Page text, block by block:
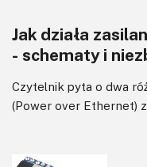
Jak działa
- schematy i
Czytelnik pyta o dwa
(Power over Ethernet)